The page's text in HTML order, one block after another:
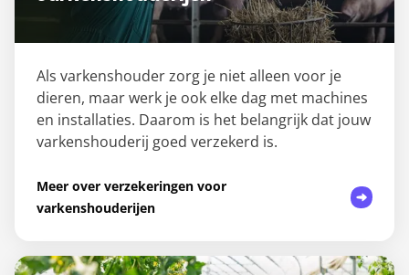
Als varkenshouder zorg je niet alleen voor je
dieren, maar werk je ook elke dag met machines
en installaties. Daarom is het belangrijk dat jouw
varkenshouderij goed verzekerd is.
Meer over verzekeringen voor
varkenshouderijen